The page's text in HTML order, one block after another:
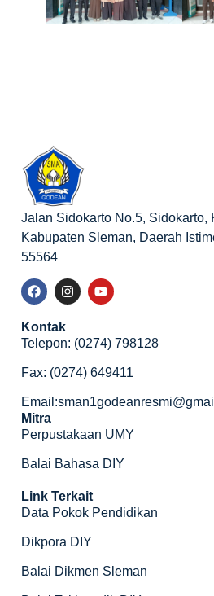
Jalan Sidokarto No.5, Sidokarto,
Kabupaten Sleman, Daerah
55564
Kontak
Telepon: (0274) 798128
Fax: (0274) 649411
Mitra
Perpustakaan UMY
Balai Bahasa DIY
Link Terkait
Data Pokok Pendidikan
Dikpora DIY
Balai Dikmen Sleman